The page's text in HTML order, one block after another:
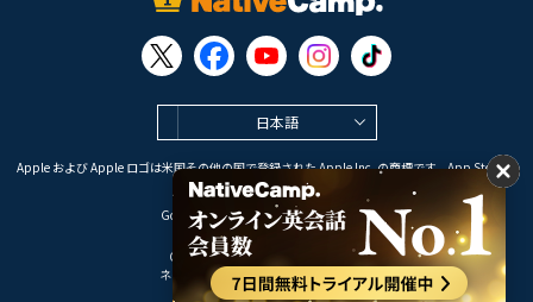
日本語
Apple および Apple ロゴは米国その他の国で登録された Apple Inc. の商標です。App Store は
Apple Inc. のサービスマークです。
Google Play は Google LLC の商標です。
Copyright © 2026 オンライン英会話
ネイティブキャンプ All Rights Reserved.